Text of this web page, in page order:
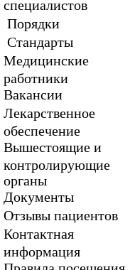
специалистов
Порядки
Стандарты
Медицинские
работники
Вакансии
Лекарственное
обеспечение
Вышестоящие и
контролирующие
органы
Документы
Отзывы пациентов
Контактная
информация